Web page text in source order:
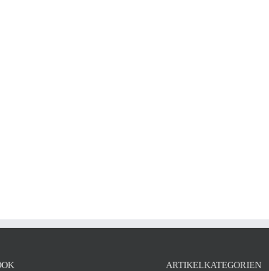
ARTIKELKATEGORIEN